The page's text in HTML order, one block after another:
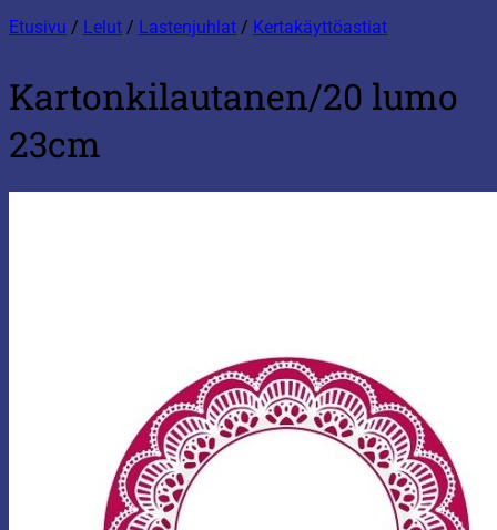
Etusivu / Lelut / Lastenjuhlat / Kertakäyttöastiat
Kartonkilautanen/20 lumo
23cm